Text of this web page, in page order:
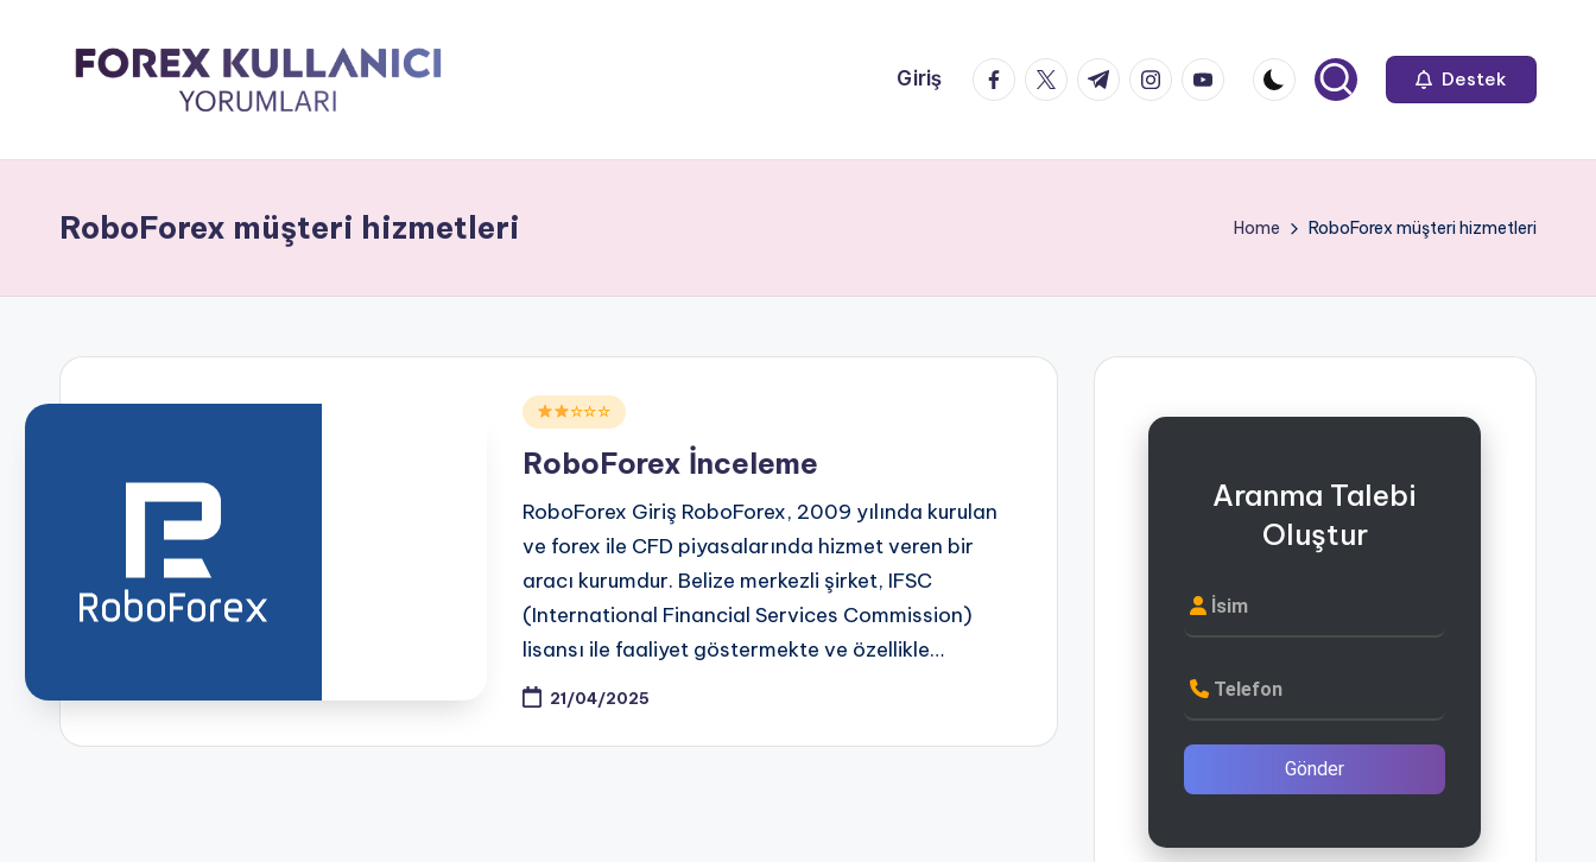
Giriş facebook.com
twitter.com
t.me instagram.com
youtube.com Destek
RoboForex müşteri hizmetleri Home RoboForex müşteri hizmetleri
Posted☆☆☆
RoboForex İnceleme
RoboForex Giriş RoboForex, 2009 yılında kurulan
ve forex ile CFD piyasalarında hizmet veren bir
aracı kurumdur. Belize merkezli şirket, IFSC
(International Financial Services Commission)
lisansı ile faaliyet göstermekte ve özellikle…
21/04/2025
Aranma Talebi
Oluştur
İsim
Telefon
Gönder